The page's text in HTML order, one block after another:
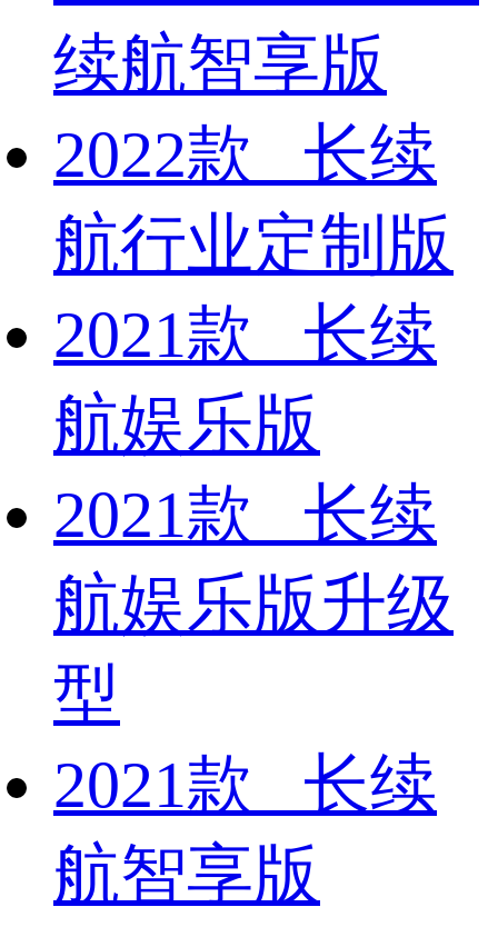
续航智享版
2022款 长续
航行业定制版
2021款 长续
航娱乐版
2021款 长续
航娱乐版升级
型
2021款 长续
航智享版